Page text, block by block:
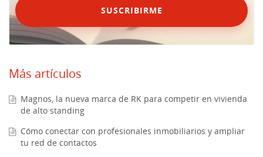
SUSCRIBIRME
Más artículos
Magnos, la nueva marca de RK para competir en vivienda
de alto standing
Cómo conectar con profesionales inmobiliarios y ampliar
tu red de contactos